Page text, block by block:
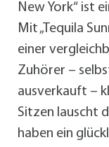
New York“ ist
Mit „Tequila
einer
Zuhörer –
ausverkauft –
Sitzen lauscht
haben ein